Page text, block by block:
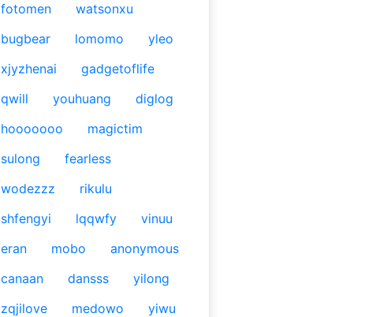
fotomen
watsonxu
bugbear
lomomo
yleo
xjyzhenai
gadgetoflife
qwill
youhuang
diglog
hooooooo
magictim
sulong
fearless
wodezzz
rikulu
shfengyi
lqqwfy
vinuu
eran
mobo
anonymous
canaan
dansss
yilong
zqjilove
medowo
yiwu